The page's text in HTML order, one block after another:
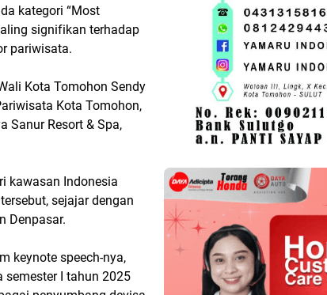
kategori “Most
signifikan terhadap
pariwisata.
Kota Tomohon Sendy
Kota Tomohon,
Sanur Resort & Spa,
kawasan Indonesia
sejajar dengan
Denpasar.
keynote speech-nya,
I tahun 2025